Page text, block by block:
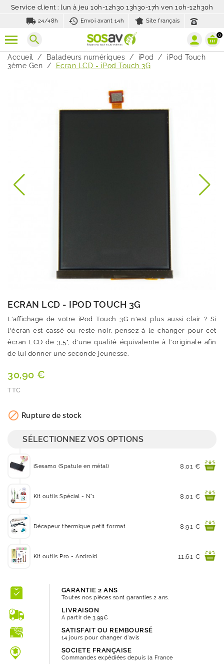
Service client : lun à jeu 10h-12h30 13h30-17h ven 10h-12h30h
local_shipping 24/48h history_toggle_off
Envoi avant 14h Site français
search 0
Accueil Baladeurs numériques iPod
iPod Touch
3ème Gen
Ecran LCD - iPod Touch 3G
ECRAN LCD - IPOD TOUCH 3G
L'affichage de votre iPod Touch 3G n'est plus aussi clair ? Si
l'écran est cassé ou reste noir, pensez à le changer pour cet
écran LCD de 3,5", d'une qualité équivalente à l'originale afin
de lui donner une seconde jeunesse.
30,90 €
TTC
 Rupture de stock
SÉLECTIONNEZ VOS OPTIONS
iSesamo (Spatule en métal) Prix
8.01 €
Kit outils Spécial - N°1 Prix
8.01 €
Décapeur thermique petit format Prix
8.91 €
Kit outils Pro - Android Prix
11.61 €
GARANTIE 2 ANS
Toutes nos pièces sont garanties 2 ans.
LIVRAISON
A partir de 3.99€
SATISFAIT OU REMBOURSÉ
14 jours pour changer d'avis
SOCIETE FRANÇAISE
Commandes expédiées depuis la France